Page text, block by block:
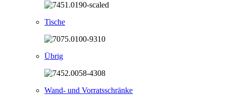
Tische
Übrig
Wand- und Vorratsschränke